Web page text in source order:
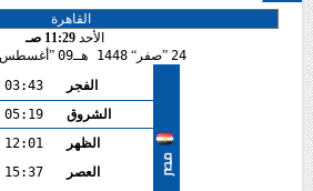
الأحد11:29 صـ
24
صفر 1448 هـ 09
مصر
الفجر
03:43
الشروق
05:19
الظهر
12:01
العصر
15:37